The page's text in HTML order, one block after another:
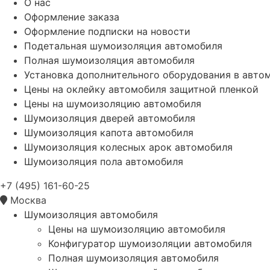
Оформление заказа
Оформление подписки на новости
Подетальная шумоизоляция автомобиля
Полная шумоизоляция автомобиля
Установка дополнительного оборудования в
Цены на оклейку автомобиля защитной пленкой
Цены на шумоизоляцию автомобиля
Шумоизоляция дверей автомобиля
Шумоизоляция капота автомобиля
Шумоизоляция колесных арок автомобиля
Шумоизоляция пола автомобиля
+7 (495) 161-60-25
Москва
Шумоизоляция автомобиля
Цены на шумоизоляцию автомобиля
Конфигуратор шумоизоляции автомобиля
Полная шумоизоляция автомобиля